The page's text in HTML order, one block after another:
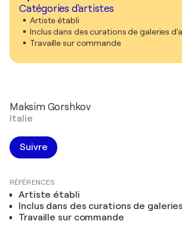
Catégories d'artistes
Artiste établi
Inclus dans des curations de galeries
Travaille sur commande
Maksim Gorshkov
Italie
Suivre
RÉFÉRENCES
Artiste établi
Inclus dans des curations de
Travaille sur commande